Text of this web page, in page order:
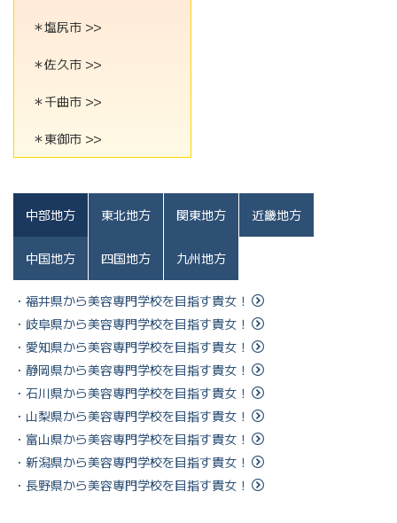
＊塩尻市 >>
＊佐久市 >>
＊千曲市 >>
＊東御市 >>
中部地方 東北地方 関東地方 近畿地方
中国地方 四国地方 九州地方
・福井県から美容専門学校を目指す貴女！
・岐阜県から美容専門学校を目指す貴女！
・愛知県から美容専門学校を目指す貴女！
・静岡県から美容専門学校を目指す貴女！
・石川県から美容専門学校を目指す貴女！
・山梨県から美容専門学校を目指す貴女！
・富山県から美容専門学校を目指す貴女！
・新潟県から美容専門学校を目指す貴女！
・長野県から美容専門学校を目指す貴女！